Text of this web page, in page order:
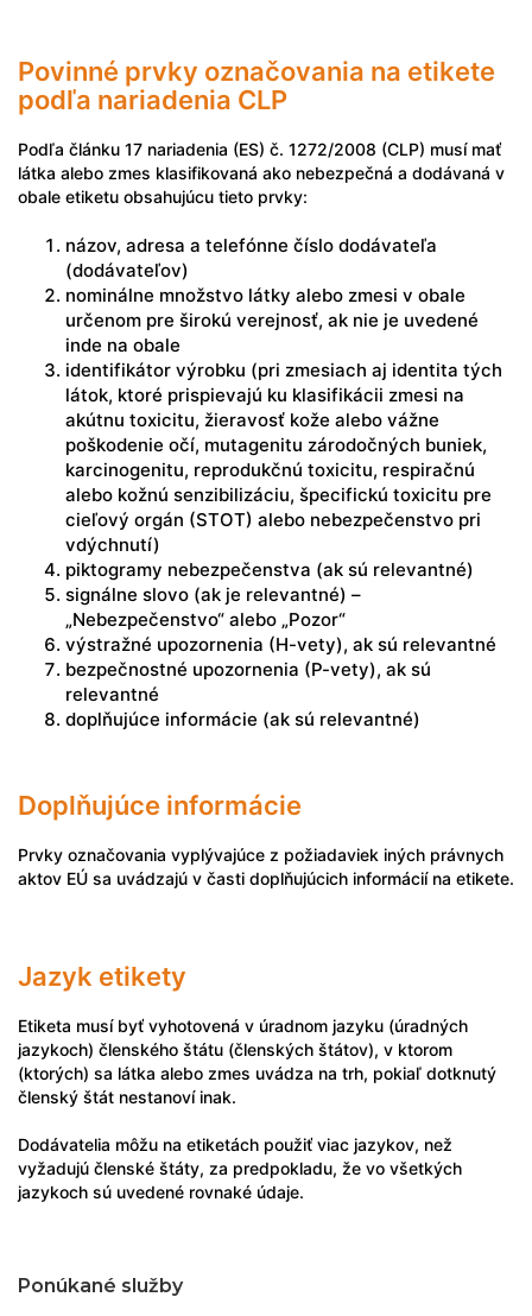
Povinné prvky označovania na etikete
podľa nariadenia CLP
Podľa článku 17 nariadenia (ES) č. 1272/2008 (CLP) musí mať
látka alebo zmes klasifikovaná ako nebezpečná a dodávaná v
obale etiketu obsahujúcu tieto prvky:
názov, adresa a telefónne číslo dodávateľa
(dodávateľov)
nominálne množstvo látky alebo zmesi v obale
určenom pre širokú verejnosť, ak nie je uvedené
inde na obale
identifikátor výrobku (pri zmesiach aj identita tých
látok, ktoré prispievajú ku klasifikácii zmesi na
akútnu toxicitu, žieravosť kože alebo vážne
poškodenie očí, mutagenitu zárodočných buniek,
karcinogenitu, reprodukčnú toxicitu, respiračnú
alebo kožnú senzibilizáciu, špecifickú toxicitu pre
cieľový orgán (STOT) alebo nebezpečenstvo pri
vdýchnutí)
piktogramy nebezpečenstva (ak sú relevantné)
signálne slovo (ak je relevantné) –
„Nebezpečenstvo“ alebo „Pozor“
výstražné upozornenia (H-vety), ak sú relevantné
bezpečnostné upozornenia (P-vety), ak sú
relevantné
doplňujúce informácie (ak sú relevantné)
Doplňujúce informácie
Prvky označovania vyplývajúce z požiadaviek iných právnych
aktov EÚ sa uvádzajú v časti doplňujúcich informácií na etikete.
Jazyk etikety
Etiketa musí byť vyhotovená v úradnom jazyku (úradných
jazykoch) členského štátu (členských štátov), v ktorom
(ktorých) sa látka alebo zmes uvádza na trh, pokiaľ dotknutý
členský štát nestanoví inak.
Dodávatelia môžu na etiketách použiť viac jazykov, než
vyžadujú členské štáty, za predpokladu, že vo všetkých
jazykoch sú uvedené rovnaké údaje.
Ponúkané služby